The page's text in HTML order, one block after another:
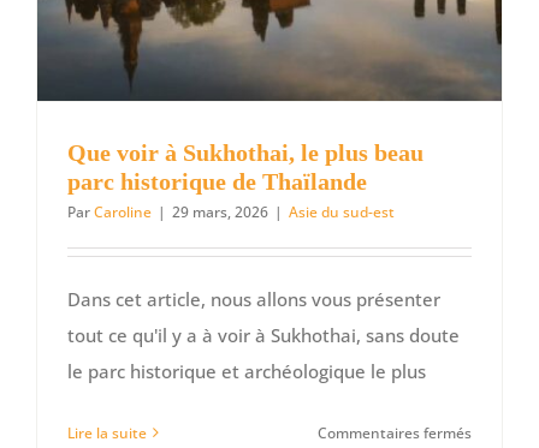
Que voir à Sukhothai, le plus beau
parc historique de Thaïlande
ParCaroline | 29 mars, 2026 | Asie du sud-est
Dans cet article, nous allons vous présenter
tout ce qu'il y a à voir à Sukhothai, sans doute
le parc historique et archéologique le plus
Lire la suite Commentaires ferméssur